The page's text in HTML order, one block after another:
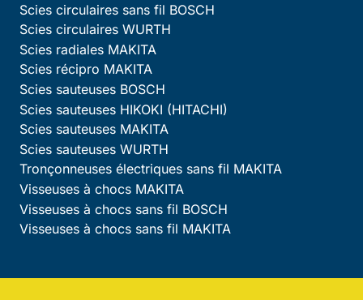
Scies circulaires sans fil BOSCH
Scies circulaires WURTH
Scies radiales MAKITA
Scies récipro MAKITA
Scies sauteuses BOSCH
Scies sauteuses HIKOKI (HITACHI)
Scies sauteuses MAKITA
Scies sauteuses WURTH
Tronçonneuses électriques sans fil MAKITA
Visseuses à chocs MAKITA
Visseuses à chocs sans fil BOSCH
Visseuses à chocs sans fil MAKITA